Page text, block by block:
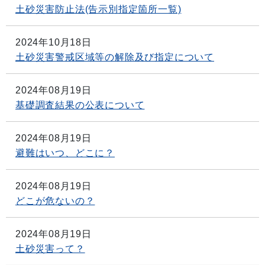
土砂災害防止法(告示別指定箇所一覧)
2024年10月18日
土砂災害警戒区域等の解除及び指定について
2024年08月19日
基礎調査結果の公表について
2024年08月19日
避難はいつ、どこに？
2024年08月19日
どこが危ないの？
2024年08月19日
土砂災害って？